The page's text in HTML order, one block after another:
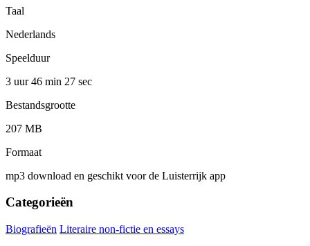
Taal
Nederlands
Speelduur
3 uur 46 min 27 sec
Bestandsgrootte
207 MB
Formaat
mp3 download en geschikt voor de Luisterrijk app
Categorieën
Biografieën Literaire non-fictie en essays